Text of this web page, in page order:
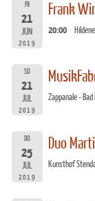
FR
21
JUN
2019
Frank
20:00
SO
21
JUL
2019
Zappanale -
DO
25
JUL
2019
Duo
Kunsthof